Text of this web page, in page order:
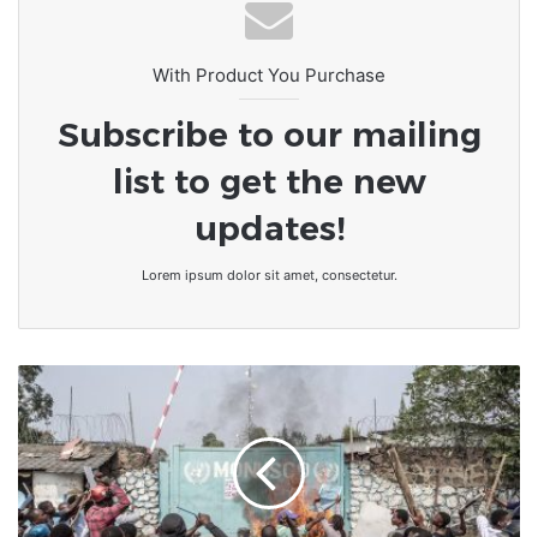
With Product You Purchase
Subscribe to our mailing
list to get the new
updates!
Lorem ipsum dolor sit amet, consectetur.
RDC/Goma/Nord-
Kivu
:
Au
moins
cinq
morts,